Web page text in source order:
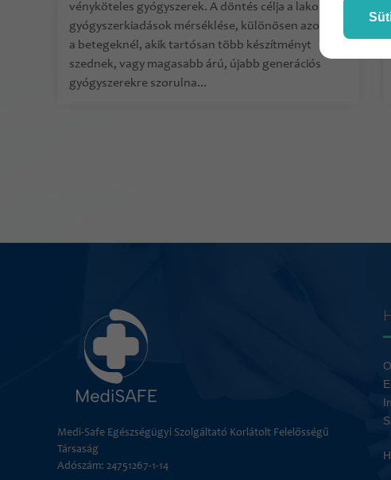
vényköteles gyógyszerek. A döntés célja a lakossági
gyógyszerkiadások mérséklése, különösen azoknál
a betegeknél, akik tartósan több készítményt
szednek, vagy magasabb árú, újabb generációs
gyógyszerekre szorulna...
Medi-Safe Egészségügyi Szolgáltató Korlátolt Felelősségű
Társaság
Adószám: 24751267-1-14